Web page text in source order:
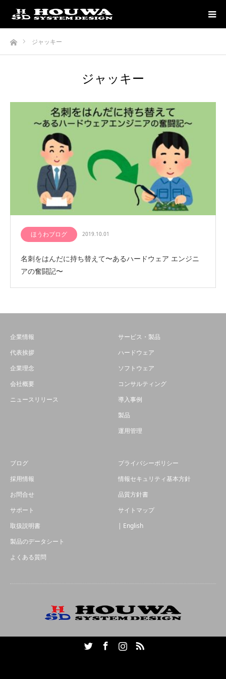
ホームジャッキー
ジャッキー
ほうわブログ 2019.10.01
名刺をはんだに持ち替えて〜あるハードウェア エンジニ
アの奮闘記〜
企業情報
代表挨拶
企業理念
会社概要
ニュースリリース
サービス・製品
ハードウェア
ソフトウェア
コンサルティング
導入事例
製品
運用管理
ブログ
採用情報
お問合せ
サポート
取扱説明書
製品のデータシート
よくある質問
プライバシーポリシー
情報セキュリティ基本方針
品質方針書
サイトマップ
| English